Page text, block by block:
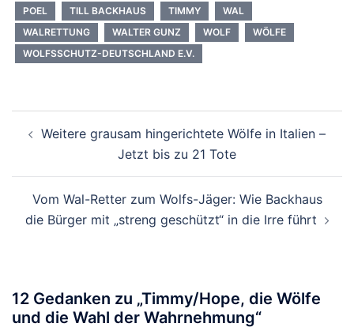
POEL
TILL BACKHAUS TIMMY
WAL
WALRETTUNG
WALTER GUNZ WOLF
WÖLFE
WOLFSSCHUTZ-DEUTSCHLAND E.V.
Weitere grausam hingerichtete Wölfe in Italien –
Jetzt bis zu 21 Tote
Vom Wal-Retter zum Wolfs-Jäger: Wie Backhaus
die Bürger mit „streng geschützt“ in die Irre führt
12 Gedanken zu „Timmy/Hope, die Wölfe
und die Wahl der Wahrnehmung“